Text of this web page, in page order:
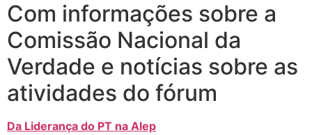
Com informações sobre a
Comissão Nacional da
Verdade e notícias sobre as
atividades do fórum
Da Liderança do PT na Alep